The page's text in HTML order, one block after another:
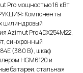
Pro мощностью 16 кВт
Компоненты
цилиндровый
Azimut Pro 4DX254M22,
синхронный
(380 В), шкаф
HGM6120 и
батареи, стальная